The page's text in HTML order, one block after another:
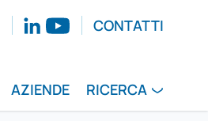
CONTATTI
AZIENDE RICERCA